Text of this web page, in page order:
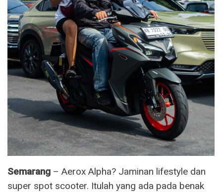
Semarang – Aerox Alpha? Jaminan lifestyle dan
super spot scooter. Itulah yang ada pada benak